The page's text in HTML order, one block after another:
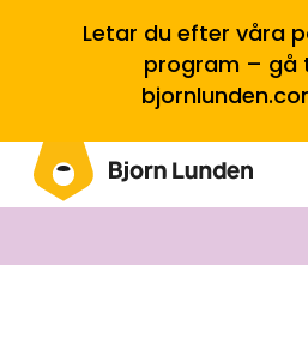
Letar du efter våra
program – gå